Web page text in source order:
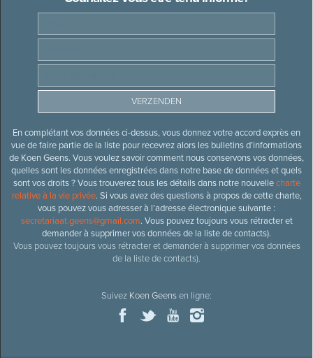
En complétant vos données ci-dessus, vous donnez votre accord exprès en
vue de faire partie de la liste pour recevrez alors les bulletins d’informations
de Koen Geens. Vous voulez savoir comment nous conservons vos données,
quelles sont les données enregistrées dans notre base de données et quels
sont vos droits ? Vous trouverez tous les détails dans notre nouvellecharte
relative à la vie privée. Si vous avez des questions à propos de cette charte,
vous pouvez vous adresser à l’adresse électronique suivante :
secretariaat.geens@gmail.com. Vous pouvez toujours vous rétracter et
demander à supprimer vos données de la liste de contacts).
Vous pouvez toujours vous rétracter et demander à supprimer vos données
de la liste de contacts).
Suivez Koen Geensen ligne: